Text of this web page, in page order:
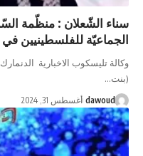
سناء الشّعلان : منظّمة
الجماعيّة للفلسطينيين
وكالة تليسكوب الاخبارية
(بنت…
dawoud أغسطس 31, 2024